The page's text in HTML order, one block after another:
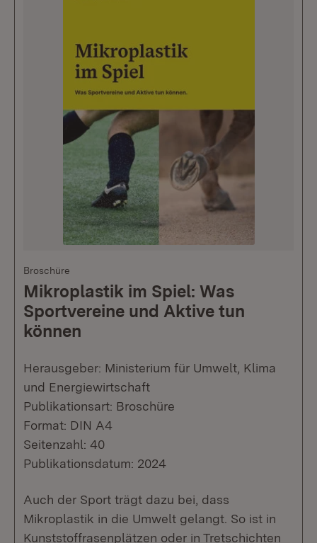
Broschüre
Mikroplastik im Spiel: Was
Sportvereine und Aktive tun
können
Herausgeber: Ministerium für Umwelt, Klima
und Energiewirtschaft
Publikationsart: Broschüre
Format: DIN A4
Seitenzahl: 40
Publikationsdatum: 2024
Auch der Sport trägt dazu bei, dass
Mikroplastik in die Umwelt gelangt. So ist in
Kunststoffrasenplätzen oder in Tretschichten